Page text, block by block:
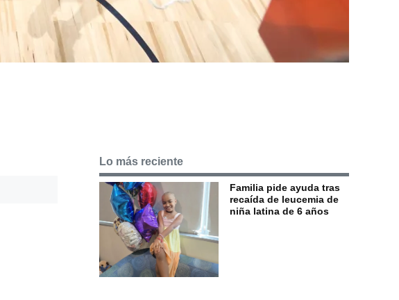
Lo más reciente
Familia pide ayuda tras
recaída de leucemia de
niña latina de 6 años